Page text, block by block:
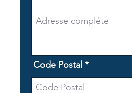
Code Postal